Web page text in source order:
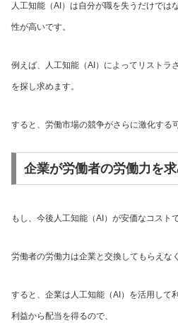
人工知能（AI）は自分が職を失うだけでは
性が高いです。
例えば、人工知能（AI）によってリストラ
を探し求めます。
すると、労働市場の競争がさらに激化する
企業が労働者の労働力を
もし、今後人工知能（AI）が安価なコスト
労働者の労働力は企業と交換してもらえな
すると、企業は人工知能（AI）を活用して
利益から配当を得るので、